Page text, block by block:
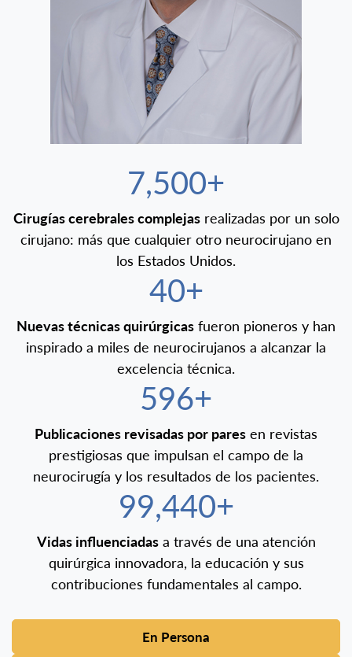
7,500+
Cirugías cerebrales complejasrealizadas por un solo
cirujano: más que cualquier otro neurocirujano en
los Estados Unidos.
40+
Nuevas técnicas quirúrgicas fueron pioneros y han
inspirado a miles de neurocirujanos a alcanzar la
excelencia técnica.
600+
Publicaciones revisadas por pares en revistas
prestigiosas que impulsan el campo de la
neurocirugía y los resultados de los pacientes.
100,000+
Vidas influenciadasa través de una atención
quirúrgica innovadora, la educación y sus
contribuciones fundamentales al campo.
En Persona